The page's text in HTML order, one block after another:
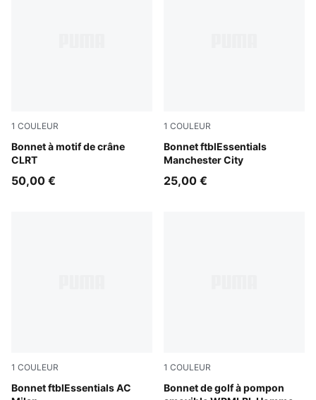
1 COULEUR
Bonnet à motif de crâne
CLRT
Evening Blue-PUMA Black
50,00 €
1 COULEUR
Bonnet ftblEssentials
Manchester City
Icy Blue-PUMA White
25,00 €
1 COULEUR
Bonnet ftblEssentials AC
PUMA Black-For All Time Red
1 COULEUR
Bonnet de golf à pompon
Puma Black